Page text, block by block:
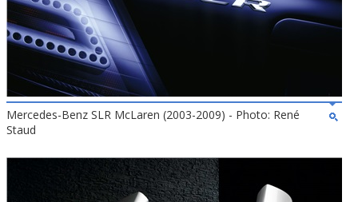
Mercedes-Benz SLR McLaren (2003-2009) - Photo: René
Staud